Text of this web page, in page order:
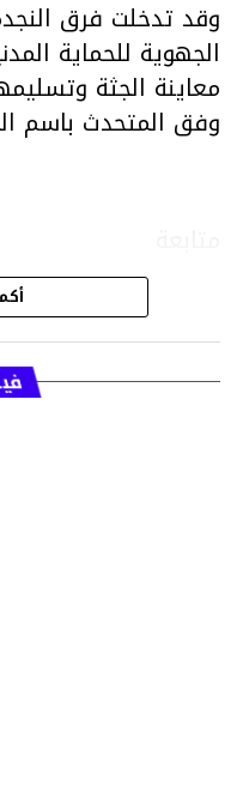
وقد تدخلت فرق
الجهوية للحماية
معاينة الجثة
وفق المتحدث باسم
قسم الاخبار